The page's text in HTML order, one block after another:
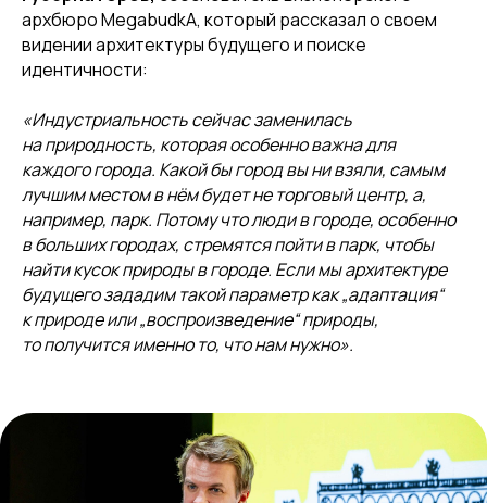
архбюро MegabudkA, который рассказал о своем
видении архитектуры будущего и поиске
идентичности:
«Индустриальность сейчас заменилась
на природность, которая особенно важна для
каждого города. Какой бы город вы ни взяли, самым
лучшим местом в нём будет не торговый центр, а,
например, парк. Потому что люди в городе, особенно
в больших городах, стремятся пойти в парк, чтобы
найти кусок природы в городе. Если мы архитектуре
будущего зададим такой параметр как „адаптация“
к природе или „воспроизведение“ природы,
то получится именно то, что нам нужно».